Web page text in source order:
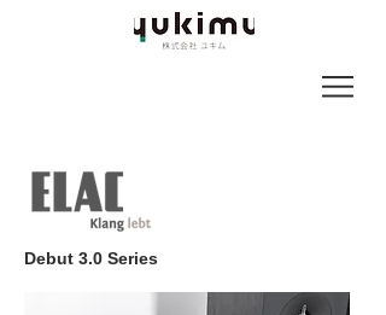
Debut 3.0 Series